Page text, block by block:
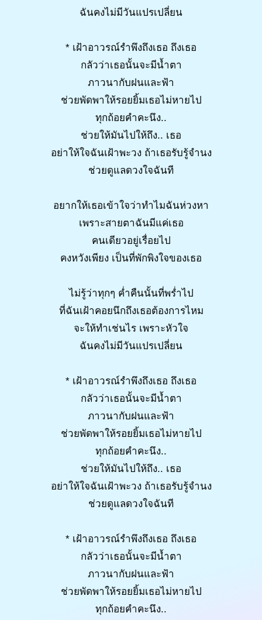
ฉันคงไม่มีวันแปรเปลี่ยน
* เฝ้าอาวรณ์รำพึงถึงเธอ ถึงเธอ
กลัวว่าเธอนั้นจะมีน้ำตา
ภาวนากับฝนและฟ้า
ช่วยพัดพาให้รอยยิ้มเธอไม่หายไป
ทุกถ้อยคำคะนึง..
ช่วยให้มันไปให้ถึง.. เธอ
อย่าให้ใจฉันเฝ้าพะวง ถ้าเธอรับรู้จำนง
ช่วยดูแลดวงใจฉันที
อยากให้เธอเข้าใจว่าทำไมฉันห่วงหา
เพราะสายตาฉันมีแค่เธอ
คนเดียวอยู่เรื่อยไป
คงหวังเพียง เป็นที่พักพิงใจของเธอ
ไม่รู้ว่าทุกๆ ค่ำคืนนั้นที่พร่ำไป
ที่ฉันเฝ้าคอยนึกถึงเธอต้องการไหม
จะให้ทำเช่นไร เพราะหัวใจ
ฉันคงไม่มีวันแปรเปลี่ยน
* เฝ้าอาวรณ์รำพึงถึงเธอ ถึงเธอ
กลัวว่าเธอนั้นจะมีน้ำตา
ภาวนากับฝนและฟ้า
ช่วยพัดพาให้รอยยิ้มเธอไม่หายไป
ทุกถ้อยคำคะนึง..
ช่วยให้มันไปให้ถึง.. เธอ
อย่าให้ใจฉันเฝ้าพะวง ถ้าเธอรับรู้จำนง
ช่วยดูแลดวงใจฉันที
* เฝ้าอาวรณ์รำพึงถึงเธอ ถึงเธอ
กลัวว่าเธอนั้นจะมีน้ำตา
ภาวนากับฝนและฟ้า
ช่วยพัดพาให้รอยยิ้มเธอไม่หายไป
ทุกถ้อยคำคะนึง..